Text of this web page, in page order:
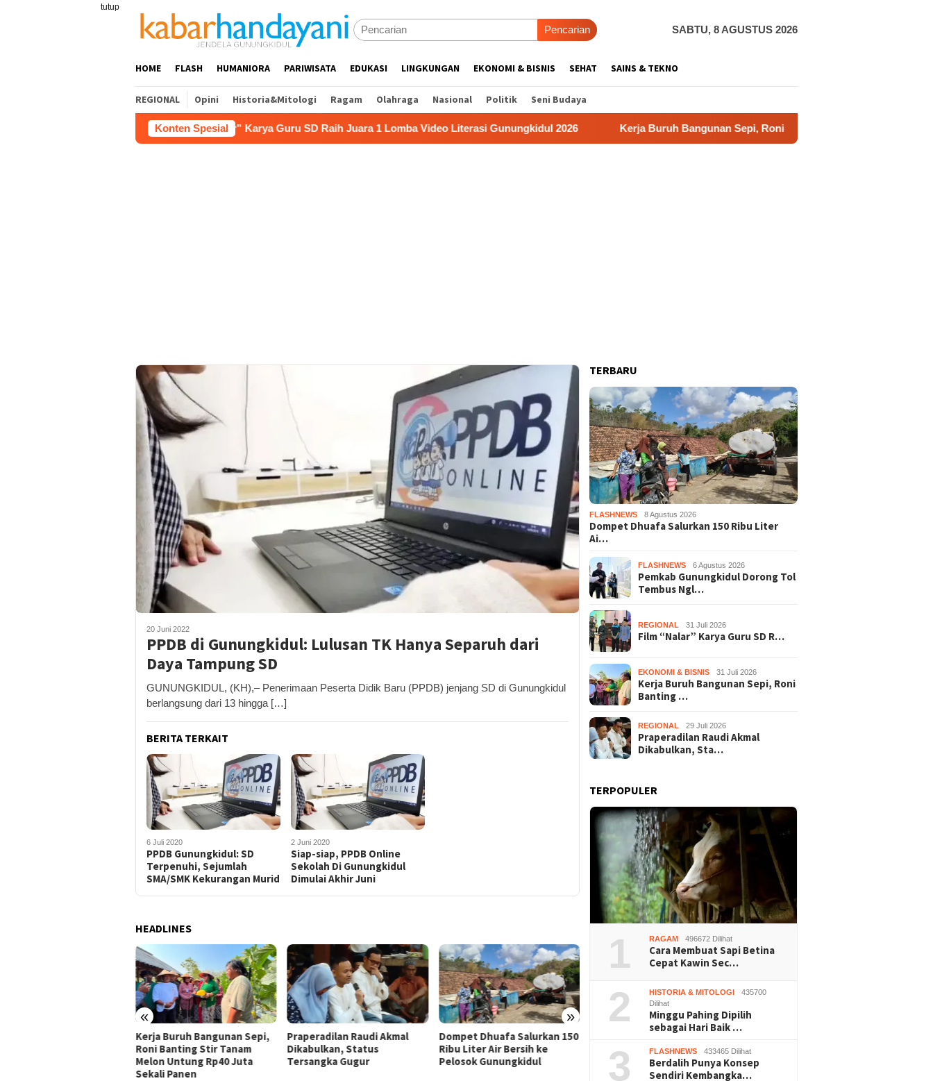
tutup
Pencarian SABTU, 8 AGUSTUS 2026
HOME FLASH HUMANIORA PARIWISATA EDUKASI LINGKUNGAN EKONOMI & BISNIS SEHAT SAINS & TEKNO
REGIONAL Opini Historia&Mitologi Ragam Olahraga Nasional Politik Seni Budaya
Konten Spesial
Film “Nalar” Karya Guru SD Raih Juara 1 Lomba Video Literasi Gunungkidul 2026 Kerja Buruh Bangunan Sepi, Roni Banting Stir Tanam Melon Untung Rp40
20 Juni 2022
PPDB di Gunungkidul: Lulusan TK Hanya Separuh dari
Daya Tampung SD
GUNUNGKIDUL, (KH),– Penerimaan Peserta Didik Baru (PPDB) jenjang SD di Gunungkidul
berlangsung dari 13 hingga […]
BERITA TERKAIT
6 Juli 2020
PPDB Gunungkidul: SD
Terpenuhi, Sejumlah
SMA/SMK Kekurangan Murid
2 Juni 2020
Siap-siap, PPDB Online
Sekolah Di Gunungkidul
Dimulai Akhir Juni
HEADLINES
« »
Praperadilan Raudi Akmal
Dikabulkan, Status
Tersangka Gugur
Dompet Dhuafa Salurkan 150
Ribu Liter Air Bersih ke
Pelosok Gunungkidul
Pemkab Gunungkidul Dorong
Tol Tembus Nglanggeran,
Bahas Akses Jalan hingga
Film “Nalar” Karya Guru SD
Raih Juara 1 Lomba Video
Literasi Gunungkidul 2026
Roni Banting Stir Tanam
Melon Untung Rp40 Juta
Sekali Panen
TERBARU
FLASHNEWS 8 Agustus 2026
Dompet Dhuafa Salurkan 150 Ribu Liter
Ai…
FLASHNEWS 6 Agustus 2026
Pemkab Gunungkidul Dorong Tol
Tembus Ngl…
REGIONAL 31 Juli 2026
Film “Nalar” Karya Guru SD R…
EKONOMI & BISNIS 31 Juli 2026
Kerja Buruh Bangunan Sepi, Roni
Banting …
REGIONAL 29 Juli 2026
Praperadilan Raudi Akmal
Dikabulkan, Sta…
TERPOPULER
1 RAGAM 496672 Dilihat
Cara Membuat Sapi Betina
Cepat Kawin Sec…
2 HISTORIA & MITOLOGI
435700
Dilihat
Minggu Pahing Dipilih
sebagai Hari Baik …
3 FLASHNEWS 433465 Dilihat
Berdalih Punya Konsep
Sendiri Kembangka…